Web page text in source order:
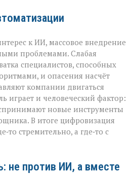
к ИИ, массовое внедрение
проблемами. Слабая
специалистов, способных
и опасения насчёт
компании двигаться
играет и человеческий фактор:
новые инструменты
В итоге цифровизация
стремительно, а где‑то с
не против ИИ, а вместе